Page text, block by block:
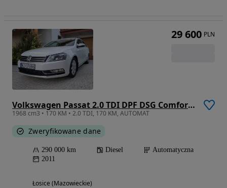
Volkswagen Passat 2.0 TDI DPF DSG Comfortline
1968 cm3 • 170 KM • 2.0 TDI, 170 KM, AUTOMAT
Zweryfikowane dane
290 000 km Diesel
Automatyczna
2011
Łosice (Mazowieckie)
29 600 PLN